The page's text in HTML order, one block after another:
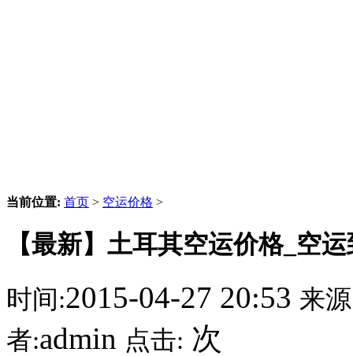
当前位置: 首页 > 空运价格 >
【最新】土耳其空运价格_空
时间:2015-04-27 20:53 来
者:admin 点击: 次